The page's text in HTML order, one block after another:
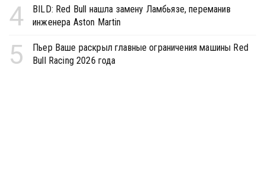
4
BILD: Red Bull нашла замену Ламбьязе, переманив
инженера Aston Martin
5
Пьер Ваше раскрыл главные ограничения машины Red
Bull Racing 2026 года